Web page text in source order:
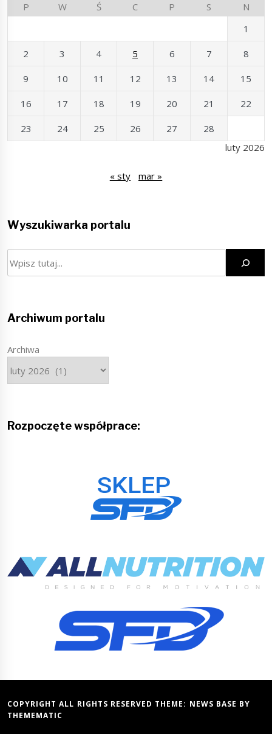
luty 2026
P W Ś C P S
N
1
2 3 4 5 6 7 8
9 10 11 12 13 14 15
16 17 18 19 20 21 22
23 24 25 26 27 28
« sty mar »
Wyszukiwarka portalu
Archiwum portalu
Archiwa
Rozpoczęte współprace:
COPYRIGHT ALL RIGHTS RESERVED THEME: NEWS BASE BY
THEMEMATIC